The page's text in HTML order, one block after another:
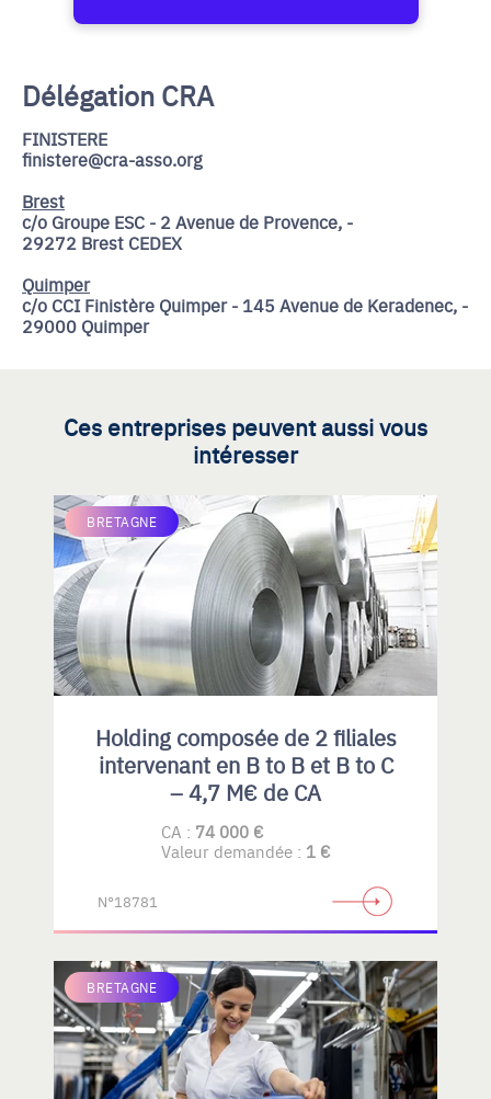
Délégation CRA
FINISTERE
finistere@cra-asso.org
Brest
c/o Groupe ESC - 2 Avenue de Provence, -
29272 Brest CEDEX
Quimper
c/o CCI Finistère Quimper - 145 Avenue de Keradenec, -
29000 Quimper
Ces entreprises peuvent aussi vous
intéresser
BRETAGNE
Holding composée de 2 filiales
intervenant en B to B et B to C
– 4,7 M€ de CA
CA : 74 000 €
Valeur demandée : 1 €
N°18781
BRETAGNE